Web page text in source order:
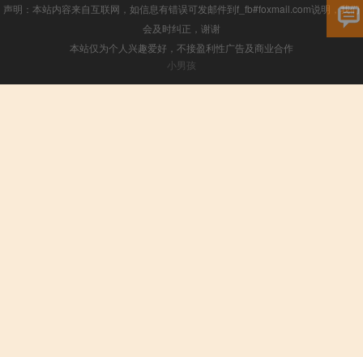
声明：本站内容来自互联网，如信息有错误可发邮件到f_fb#foxmail.com说明，我们
会及时纠正，谢谢
本站仅为个人兴趣爱好，不接盈利性广告及商业合作
小男孩